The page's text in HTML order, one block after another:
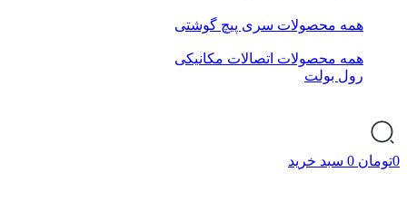
همه محصولات سری پیچ گوشتی
همه محصولات اتصالات مکانیکی
رول بولت
0تومان 0 سبد خرید